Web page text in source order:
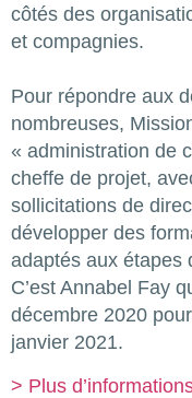
côtés des
et compagnies.
Pour répondre aux
nombreuses,
« administration de
cheffe de projet,
sollicitations de
développer des
adaptés aux étapes
C’est Annabel Fay
décembre 2020
janvier 2021.
> Plus